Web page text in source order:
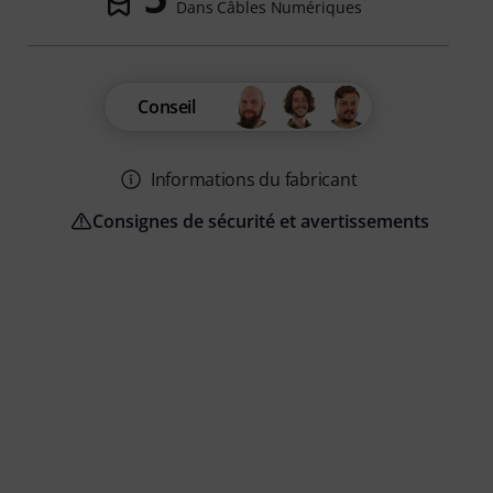
Dans Câbles Numériques
Conseil
Informations du fabricant
Consignes de sécurité et avertissements